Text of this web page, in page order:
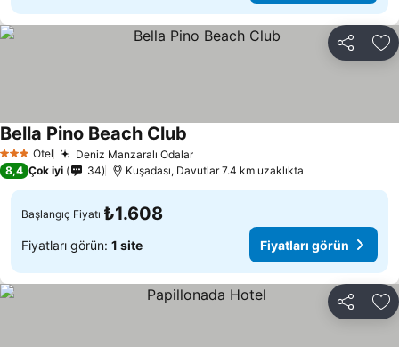
Paylaş
3 YıldızOtel Deniz Manzaralı OdalarFiyatları görün
Bella Pino Beach Club
8,4 Çok iyi 34 Kuşadası, Davutlar 7.4 km uzaklıkta
Başlangıç Fiyatı ₺1.608
Fiyatları görün: 1 site Fiyatları görün
Paylaş